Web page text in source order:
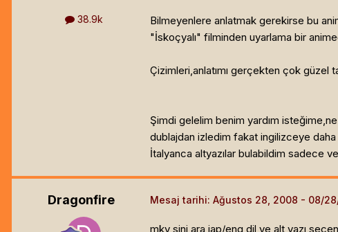
38.9k
Bilmeyenlere anlatmak gerekirse bu
"İskoçyalı" filminden uyarlama bir
Çizimleri,anlatımı gerçekten çok güzel
Şimdi gelelim benim yardım
dublajdan izledim fakat ingilizceye daha
İtalyanca altyazılar bulabildim sadece
Dragonfire Mesaj tarihi: Ağustos 28, 2008
mkv sini ara jap/eng dil ve alt yazı